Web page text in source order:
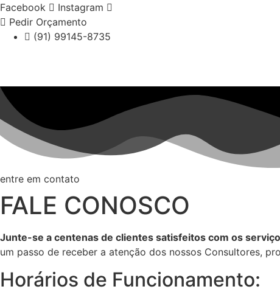
Ir
para
Facebook
Instagram
Pedir Orçamento
(91) 99145-8735
entre em contato
FALE CONOSCO
Junte-se a centenas de clientes satisfeitos com os
um passo de receber a atenção dos nossos Consultores,
Horários de Funcionamento: